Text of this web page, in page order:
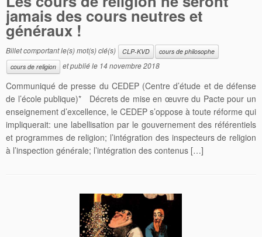
jamais des cours neutres et
généraux !
Billet comportant le(s) mot(s) clé(s) CLP-KVD
cours de philosophe
cours de religion
et publié le 14 novembre 2018
Communiqué de presse du CEDEP (Centre d’étude et de défense
de l’école publique)* Décrets de mise en œuvre du Pacte pour un
enseignement d’excellence, le CEDEP s’oppose à toute réforme qui
impliquerait: une labellisation par le gouvernement des référentiels
et programmes de religion; l’intégration des inspecteurs de religion
à l’inspection générale; l’intégration des contenus […]